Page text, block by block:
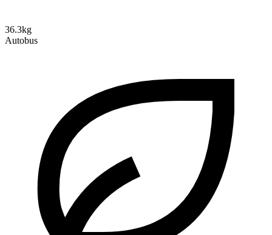
36.3kg
Autobus